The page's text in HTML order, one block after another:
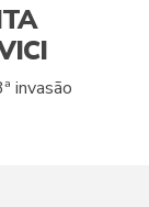
invasão